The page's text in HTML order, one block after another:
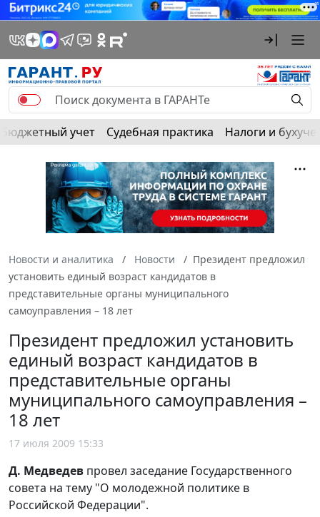
Бюджетный учет Судебная практика Налоги и
Новости и аналитика Новости
Президент предложил
установить единый возраст кандидатов в
представительные органы муниципального
самоуправления – 18 лет
Президент предложил установить
единый возраст кандидатов в
представительные органы
муниципального самоуправления –
18 лет
17 июля 2009 15:33
Д. Медведев провел заседание Государственного
совета на тему "О молодежной политике в
Российской Федерации".